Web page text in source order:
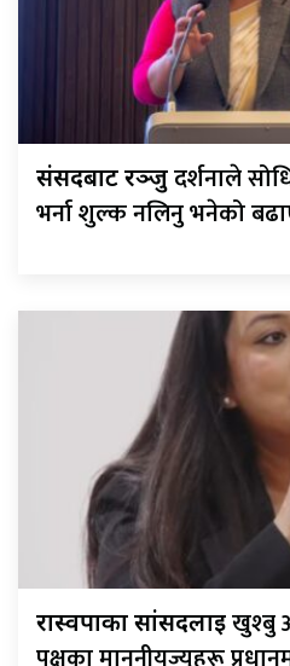
संसदबाट रञ्जुदर्शनाले
भर्ना शुल्क नलिनु भनेको
रास्वपाका सांसदलाईखुश्बु